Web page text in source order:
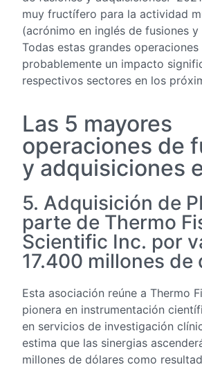
muy fructífero para la actividad
(acrónimo en inglés de fusiones y
Todas estas grandes operaciones
probablemente un impacto
respectivos sectores en los
Las 5 mayores
operaciones de
y adquisiciones
5. Adquisición de
parte de Thermo
Scientific Inc. por
17.400 millones de
Esta asociación reúne a Thermo
pionera en instrumentación
en servicios de investigación
estima que las sinergias
millones de dólares como